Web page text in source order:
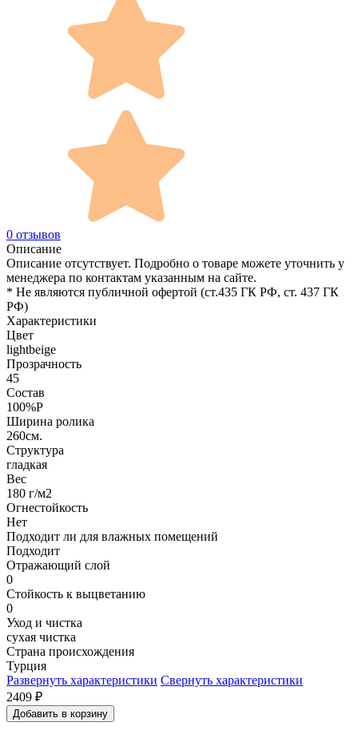
0 отзывов
Описание
Описание отсутствует. Подробно о товаре можете уточнить у
менеджера по контактам указанным на сайте.
* Не являются публичной офертой (ст.435 ГК РФ, cт. 437 ГК
РФ)
Характеристики
Цвет
lightbeige
Прозрачность
45
Состав
100%P
Ширина ролика
260см.
Структура
гладкая
Вес
180 г/м2
Огнестойкость
Нет
Подходит ли для влажных помещений
Подходит
Отражающий слой
0
Стойкость к выцветанию
0
Уход и чистка
сухая чистка
Страна происхождения
Турция
Развернуть характеристики Свернуть характеристики
2409 ₽
Добавить в корзину